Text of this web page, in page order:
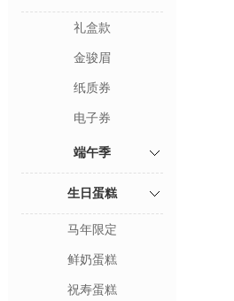
礼盒款
金骏眉
纸质券
电子券
端午季
生日蛋糕
马年限定
鲜奶蛋糕
祝寿蛋糕